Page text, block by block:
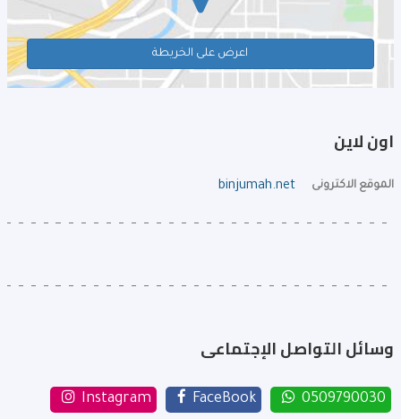
اعرض على الخريطة
اون لاين
الموقع الاكترونى binjumah.net
وسائل التواصل الإجتماعى
0509790030
FaceBook
Instagram